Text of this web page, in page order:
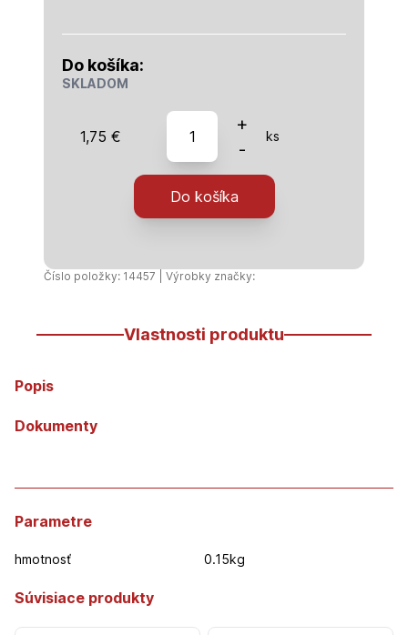
Do košíka:
SKLADOM
1,75 €
množstvo
Distyk
-
Maskovacia
páska
x
+
-
ks
Do košíka
Číslo položky: 14457 | Výrobky značky:
Vlastnosti produktu
Popis
Dokumenty
Parametre
hmotnosť 0.15kg
Súvisiace produkty